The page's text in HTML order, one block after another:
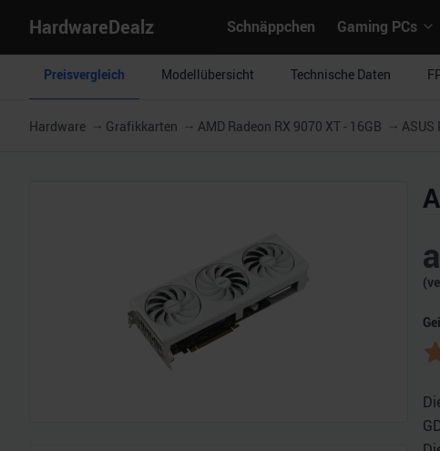
HardwareDealz Schnäppchen Gaming PCs
Preisvergleich Modellübersicht Technische Daten
Hardware Grafikkarten AMD Radeon RX 9070 XT - 16GB ASUS